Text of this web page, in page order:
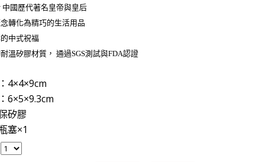
國歷代著名皇帝與皇后
轉化為精巧的生活用品
中式祝福
溫矽膠材質， 通過SGS測試與FDA認證
4×4×9cm
6×5×9.3cm
矽膠
塞×1